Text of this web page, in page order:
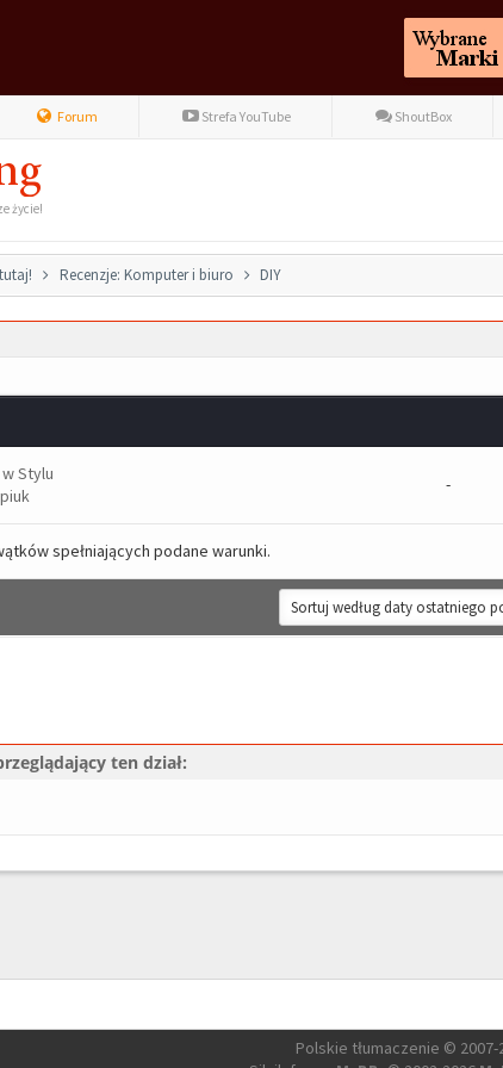
Forum Strefa YouTube ShoutBox
życie!
Recenzje: Komputer i biuro DIY
w Stylu
-
spełniających podane warunki.
ten dział:
Polskie tłumaczenie © 2007-